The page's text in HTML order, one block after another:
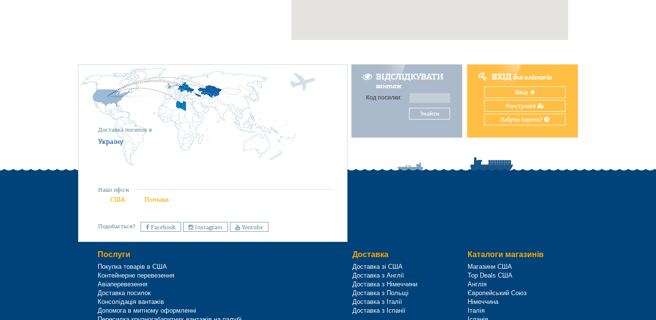
ВІДСЛІДКУВАТИ
вантаж
Код посилки:
Знайти
ВХІДдля клієнтів
Вхід
Реєстрація
Забули пароль?
Доставка посилок в
Україну
Наші офіси
США Польща
Подобається? Facebook Instagram Youtube
Послуги
Покупка товарів в США
Контейнерне перевезення
Авіаперевезення
Доставка посилок
Консолідація вантажів
Допомога в митному оформленні
Доставка
Доставка зі США
Доставка з Англії
Доставка з Німеччини
Доставка з Польщі
Доставка з Італії
Доставка з Іспанії
Каталоги магазинів
Магазини США
Top Deals США
Англія
Європейський Союз
Німеччина
Італія